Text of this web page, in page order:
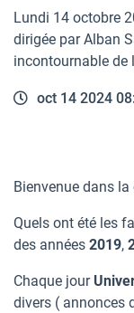
Lundi 14 octobre
dirigée par Alban
incontournable de
oct 14 2024
Bienvenue dans
Quels ont été les
des années 2019,
Chaque jour
divers ( annonces